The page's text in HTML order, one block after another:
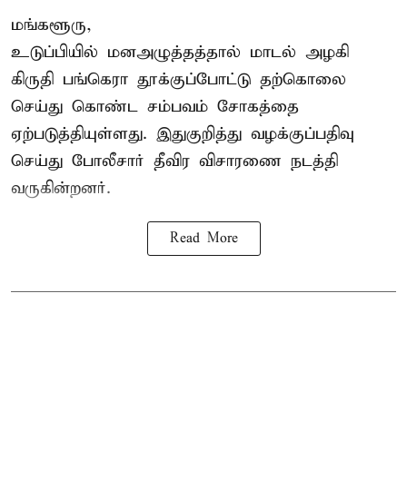
மங்களூரு,
உடுப்பியில் மனஅழுத்தத்தால் மாடல் அழகி
கிருதி பங்கெரா தூக்குப்போட்டு தற்கொலை
செய்து கொண்ட சம்பவம் சோகத்தை
ஏற்படுத்தியுள்ளது. இதுகுறித்து வழக்குப்பதிவு
செய்து போலீசார் தீவிர விசாரணை நடத்தி
வருகின்றனர்.
Read More